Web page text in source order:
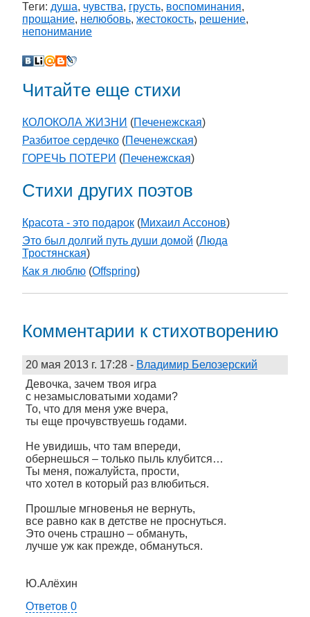
Теги: душа, чувства, грусть, воспоминания,
прощание, нелюбовь, жестокость, решение,
непонимание
Читайте еще стихи
КОЛОКОЛА ЖИЗНИ (Печенежская)
Разбитое сердечко (Печенежская)
ГОРЕЧЬ ПОТЕРИ (Печенежская)
Стихи других поэтов
Красота - это подарок (Михаил Ассонов)
Это был долгий путь души домой (Люда
Тростянская)
Как я люблю (Offspring)
Комментарии к стихотворению
20 мая 2013 г. 17:28 - Владимир Белозерский
Девочка, зачем твоя игра
с незамысловатыми ходами?
То, что для меня уже вчера,
ты еще прочувствуешь годами.
Не увидишь, что там впереди,
обернешься – только пыль клубится…
Ты меня, пожалуйста, прости,
что хотел в который раз влюбиться.
Прошлые мгновенья не вернуть,
все равно как в детстве не проснуться.
Это очень страшно – обмануть,
лучше уж как прежде, обмануться.
Ю.Алёхин
Ответов 0